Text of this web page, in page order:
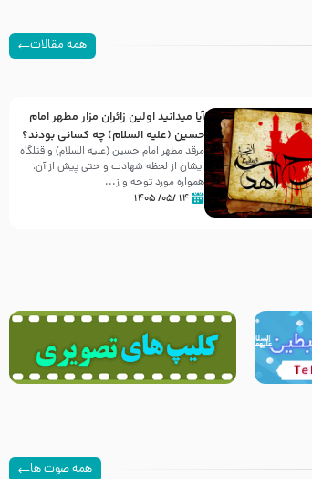
همه مقالات
آیا میدانید اولین زائران مزار مطهر امام
حسین (علیه السلام) چه کسانی بودند؟
مرقد مطهر امام حسین (علیه السلام) و قتلگاه
ایشان از لحظه شهادت و حتی پیش از آن،
همواره مورد توجه و ز...
۱۴ /۰۵/ ۱۴۰۵
همه صوت ها